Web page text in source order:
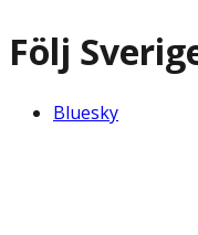
Följ
Bluesky